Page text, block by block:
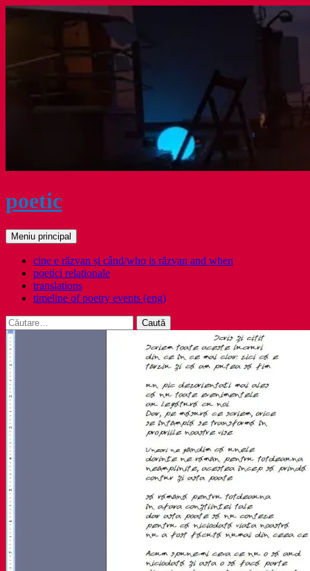
Sari
poetic
Caută
Meniu principal
cine e răzvan și când/who is răzvan and when
poetici relaţionale
translations
timeline of poetry events (eng)
Caută
după: